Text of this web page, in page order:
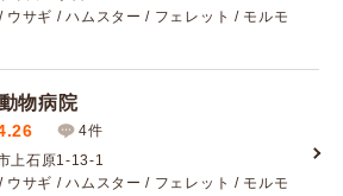
ウサギ / ハムスター / フェレット / モルモ
物病院
4件
上石原1-13-1
ウサギ / ハムスター / フェレット / モルモ